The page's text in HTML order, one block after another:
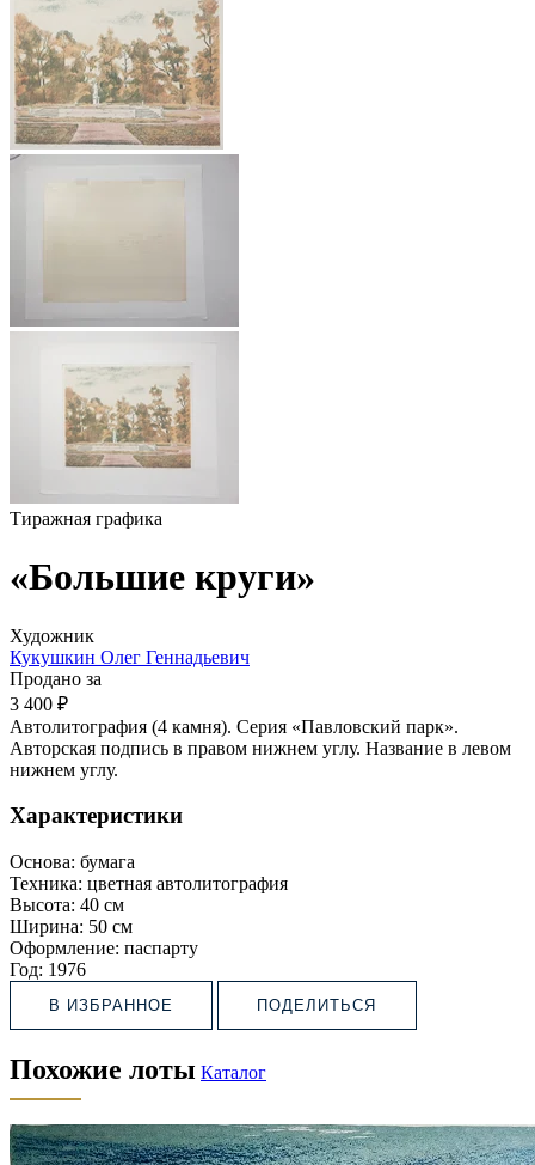
Тиражная графика
«Большие круги»
Художник
Кукушкин Олег Геннадьевич
Продано за
3 400 ₽
Автолитография (4 камня). Серия «Павловский парк».
Авторская подпись в правом нижнем углу. Название в левом
нижнем углу.
Характеристики
Основа: бумага
Техника: цветная автолитография
Высота: 40 см
Ширина: 50 см
Оформление: паспарту
Год: 1976
В ИЗБРАННОЕ ПОДЕЛИТЬСЯ
Похожие лоты Каталог